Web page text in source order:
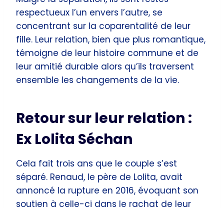
respectueux l’un envers l’autre, se
concentrant sur la coparentalité de leur
fille. Leur relation, bien que plus romantique,
témoigne de leur histoire commune et de
leur amitié durable alors qu’ils traversent
ensemble les changements de la vie.
Retour sur leur relation :
Ex Lolita Séchan
Cela fait trois ans que le couple s’est
séparé. Renaud, le père de Lolita, avait
annoncé la rupture en 2016, évoquant son
soutien à celle-ci dans le rachat de leur